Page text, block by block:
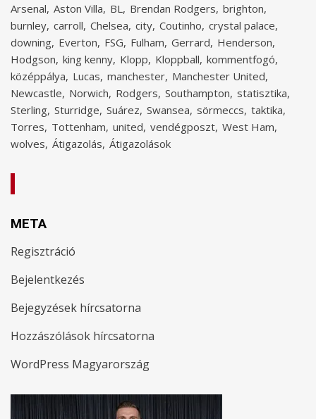
Arsenal Aston Villa BL Brendan Rodgers brighton
burnley carroll Chelsea city Coutinho crystal palace
downing Everton FSG Fulham Gerrard Henderson
Hodgson king kenny Klopp Kloppball kommentfogó
középpálya Lucas manchester Manchester United
Newcastle Norwich Rodgers Southampton statisztika
Sterling Sturridge Suárez Swansea sörmeccs taktika
Torres Tottenham united vendégposzt West Ham
wolves Átigazolás Átigazolások
META
Regisztráció
Bejelentkezés
Bejegyzések hírcsatorna
Hozzászólások hírcsatorna
WordPress Magyarország